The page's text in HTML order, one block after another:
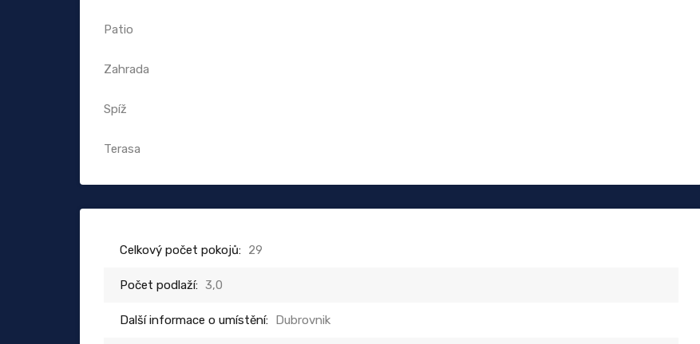
Patio
Zahrada
Spíž
Terasa
Celkový počet pokojů: 29
Počet podlaží: 3,0
Další informace o umístění: Dubrovnik